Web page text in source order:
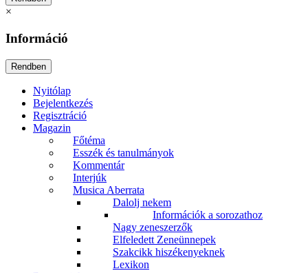
×
Információ
Nyitólap
Bejelentkezés
Regisztráció
Magazin
Főtéma
Esszék és tanulmányok
Kommentár
Interjúk
Musica Aberrata
Dalolj nekem
Információk a sorozathoz
Nagy zeneszerzők
Elfeledett Zeneünnepek
Szakcikk hiszékenyeknek
Lexikon